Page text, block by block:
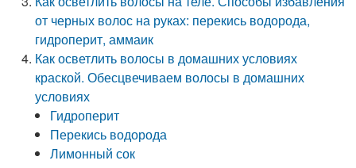
от черных волос на руках: перекись водорода,
гидроперит, аммаик
Как осветлить волосы в домашних условиях
краской. Обесцвечиваем волосы в домашних
условиях
Гидроперит
Перекись водорода
Лимонный сок